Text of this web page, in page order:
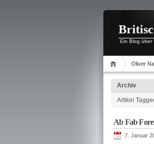
Ein Blog über
Oliver
Archiv
Artikel
Ab Fab
7. Januar